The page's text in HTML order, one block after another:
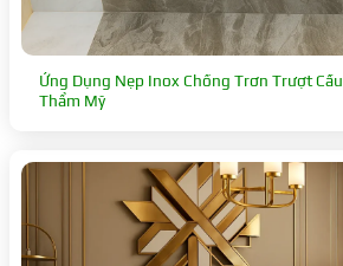
Ứng Dụng Nẹp Inox Chống Trơn Trượt
Thẩm Mỹ